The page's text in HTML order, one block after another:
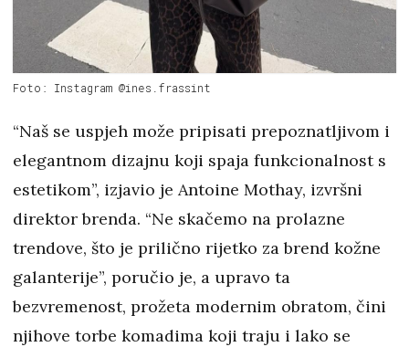
Foto: Instagram @ines.frassint
“Naš se uspjeh može pripisati prepoznatljivom i
elegantnom dizajnu koji spaja funkcionalnost s
estetikom”, izjavio je Antoine Mothay, izvršni
direktor brenda. “Ne skačemo na prolazne
trendove, što je prilično rijetko za brend kožne
galanterije”, poručio je, a upravo ta
bezvremenost, prožeta modernim obratom, čini
njihove torbe komadima koji traju i lako se